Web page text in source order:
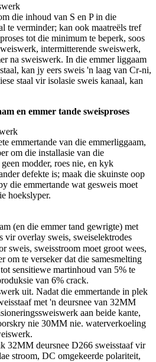
die inhoud van S en P in die
te verminder; kan ook maatreëls tref
tot die minimum te beperk, soos
intermitterende sweiswerk,
na sweiswerk. In die emmer liggaam
kan jy eers sweis 'n laag van Cr-ni,
staal vir isolasie sweis kanaal, kan
en emmer tande sweisproses
emmertande van die emmerliggaam,
om die installasie van die
modder, roes nie, en kyk
defekte is; maak die skuinste oop
die emmertande wat gesweis moet
hoekslyper.
(en die emmer tand gewrigte) met
vir overlay sweis, sweiselektrodes
sweisstroom moet groot wees,
om te verseker dat die samesmelting
sensitiewe martinhoud van 5% te
van 6% crack.
uit. Nadat die emmertande in plek
met 'n deursnee van 32MM
aan beide kante,
nie 30MM nie. waterverkoeling
32MM deursnee D266 sweisstaaf vir
stroom, DC omgekeerde polariteit,